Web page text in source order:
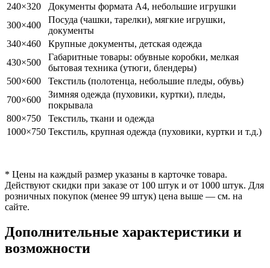
240×320
Документы формата А4, небольшие игрушки
300×400
Посуда (чашки, тарелки), мягкие игрушки,
документы
340×460
Крупные документы, детская одежда
430×500
Габаритные товары: обувные коробки, мелкая
бытовая техника (утюги, блендеры)
500×600
Текстиль (полотенца, небольшие пледы, обувь)
700×600
Зимняя одежда (пуховики, куртки), пледы,
покрывала
800×750
Текстиль, ткани и одежда
1000×750 Текстиль, крупная одежда (пуховики, куртки и т.д.)
* Цены на каждый размер указаны в карточке товара.
Действуют скидки при заказе от 100 штук и от 1000 штук. Для
розничных покупок (менее 99 штук) цена выше — см. на
сайте.
Дополнительные характеристики и
возможности